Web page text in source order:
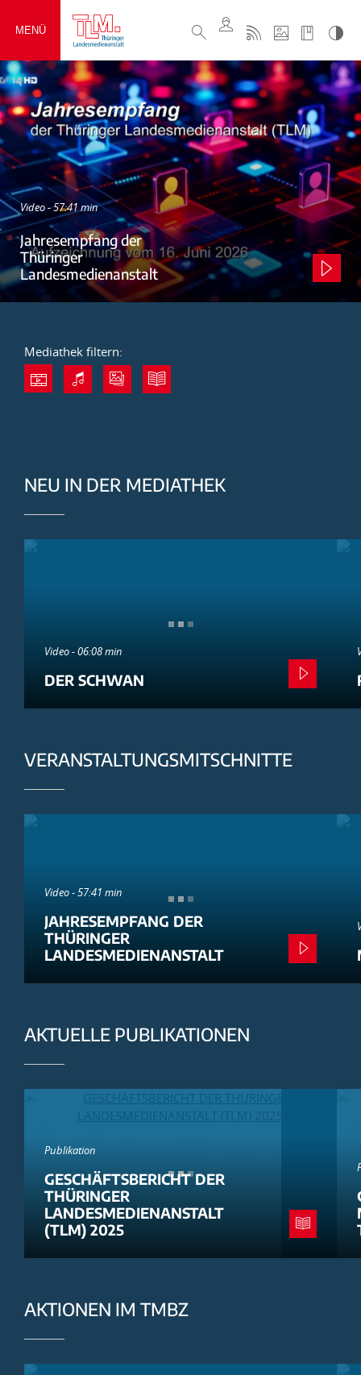
MENÜ
Video - 57:41 min
Jahresempfang der
Thüringer
Landesmedienanstalt
Mediathek filtern:
NEU IN DER MEDIATHEK
Video - 06:08 min
DER SCHWAN
VERANSTALTUNGSMITSCHNITTE
Video - 57:41 min
JAHRESEMPFANG DER
THÜRINGER
LANDESMEDIENANSTALT
AKTUELLE PUBLIKATIONEN
Publikation
GESCHÄFTSBERICHT DER
THÜRINGER
LANDESMEDIENANSTALT
(TLM) 2025
AKTIONEN IM TMBZ